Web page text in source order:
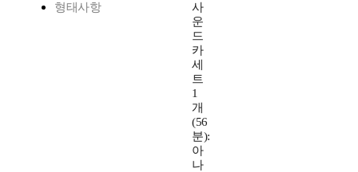
형태사항
사
운
드
카
세
트
1
개
(56
분):
아
나